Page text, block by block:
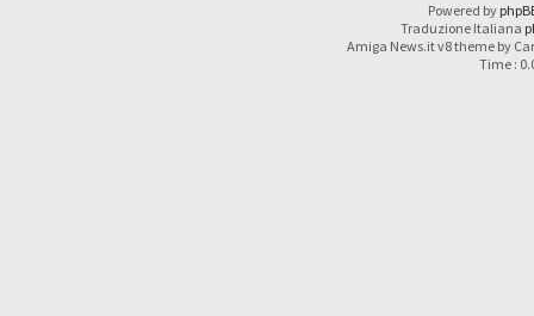
Powered by
Traduzione Italiana
Amiga News.it v8 theme by
Time :